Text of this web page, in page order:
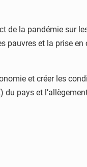
de la pandémie sur
pauvres et la prise en
et créer les
pays et